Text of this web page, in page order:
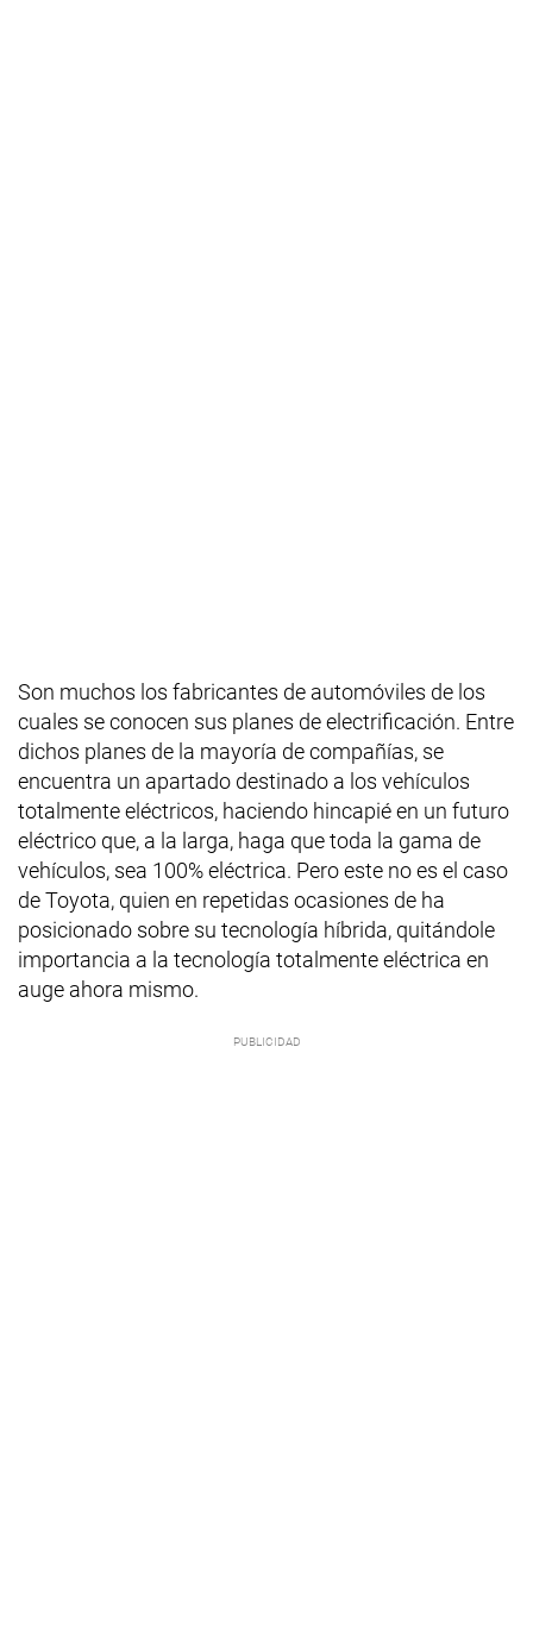
Son muchos los fabricantes de automóviles de los
cuales se conocen sus planes de electrificación. Entre
dichos planes de la mayoría de compañías, se
encuentra un apartado destinado a los vehículos
totalmente eléctricos, haciendo hincapié en un futuro
eléctrico que, a la larga, haga que toda la gama de
vehículos, sea 100% eléctrica. Pero este no es el caso
de Toyota, quien en repetidas ocasiones de ha
posicionado sobre su tecnología híbrida, quitándole
importancia a la tecnología totalmente eléctrica en
auge ahora mismo.